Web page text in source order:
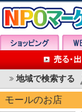
地域で検索する
モールのお店